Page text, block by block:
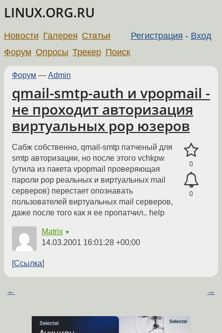
LINUX.ORG.RU
Регистрация - Вход
Новости Галерея Статьи
Форум Опросы Трекер Поиск
Форум — Admin
qmail-smtp-auth и vpopmail -
не проходит авторизация
виртуальных pop юзеров
0
0
Сабж собственно, qmail-smtp патченый для
smtp авторизации, но после этого vchkpw
(утила из пакета vpopmail проверяющая
пароли pop реальных и виртуальных mail
серверов) перестает опознавать
пользователей виртуальных mail серверов,
даже после того как я ее пропатчил.. help
Matrix ★
14.03.2001 16:01:28 +00:00
Ссылка
← →